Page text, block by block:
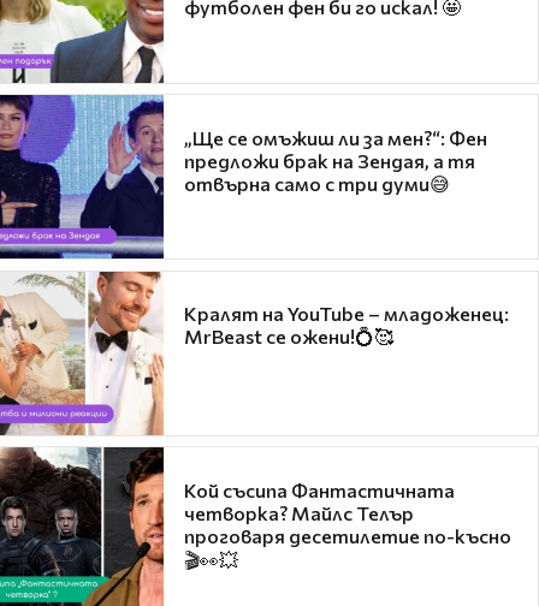
футболен фен би го искал! 🤩
„Ще се омъжиш ли за мен?“: Фен
предложи брак на Зендая, а тя
отвърна само с три думи😅
Кралят на YouTube – младоженец:
MrBeast се ожени!💍🥰
Кой съсипа Фантастичната
четворка? Майлс Телър
проговаря десетилетие по-късно
🎬👀💥